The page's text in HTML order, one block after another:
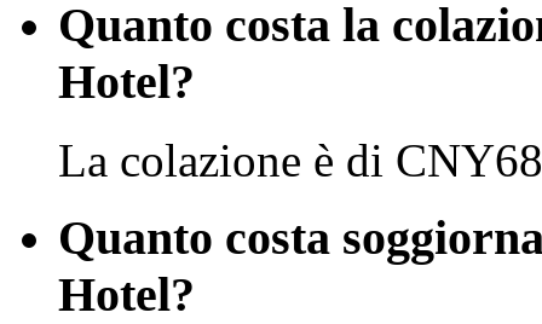
Quanto costa la
Hotel?
La colazione è di
Quanto costa
Hotel?